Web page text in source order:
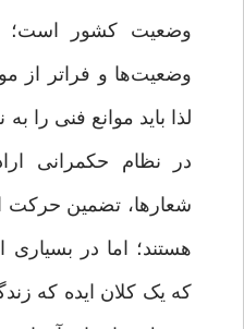
وضعیت کشور است؛
وضعیت‌ها و فراتر از
لذا باید موانع فنی را
در نظام حکمرانی
شعارها، تضمین حرکت
هستند؛ اما در
که یک کلان ایده که